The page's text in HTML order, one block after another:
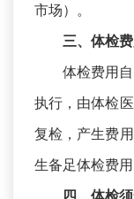
市场）。
三、体检费
体检费用
执行，由体检
复检，产生费
生备足体检费用